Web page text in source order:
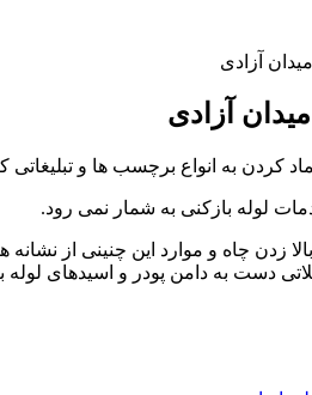
آزادی
کردن به انواع برچسب ها و
لوله بازکنی به شمار نمی رود.
زدن چاه و موارد این چنینی از
دست به دامن پودر و اسیدهای لوله